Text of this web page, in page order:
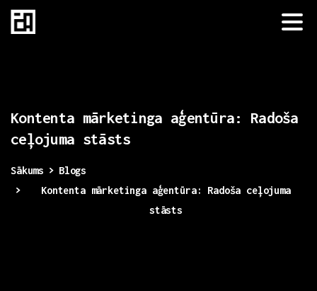
Kontenta mārketinga aģentūra:
Radoša
ceļojuma stāsts
Sākums
Blogs
Kontenta mārketinga aģentūra: Radoša ceļojuma
stāsts